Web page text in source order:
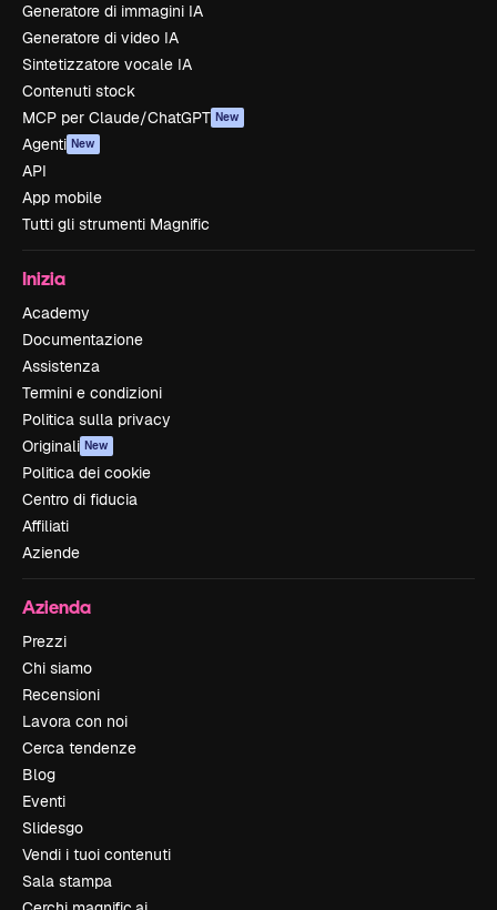
Generatore di immagini IA
Generatore di video IA
Sintetizzatore vocale IA
Contenuti stock
MCP per Claude/ChatGPT New
Agenti New
API
App mobile
Tutti gli strumenti Magnific
Inizia
Academy
Documentazione
Assistenza
Termini e condizioni
Politica sulla privacy
Originali New
Politica dei cookie
Centro di fiducia
Affiliati
Aziende
Azienda
Prezzi
Chi siamo
Recensioni
Lavora con noi
Cerca tendenze
Blog
Eventi
Slidesgo
Vendi i tuoi contenuti
Sala stampa